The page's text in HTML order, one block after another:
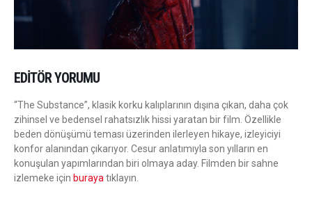
EDITÖR YORUMU
“The Substance”, klasik korku kalıplarının dışına çıkan, daha çok
zihinsel ve bedensel rahatsızlık hissi yaratan bir film. Özellikle
beden dönüşümü teması üzerinden ilerleyen hikaye, izleyiciyi
konfor alanından çıkarıyor. Cesur anlatımıyla son yılların en
konuşulan yapımlarından biri olmaya aday. Filmden bir sahne
izlemeke için burayatıklayın.